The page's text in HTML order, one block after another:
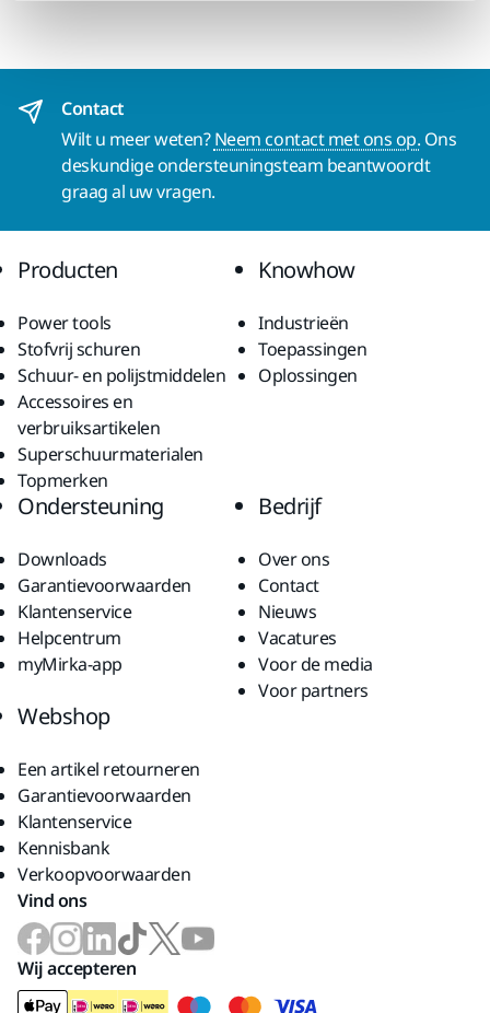
Contact
Wilt u meer weten?Neem contact met ons op. Ons
deskundige ondersteuningsteam beantwoordt
graag al uw vragen.
Producten
Power tools
Stofvrij schuren
Schuur- en polijstmiddelen
Accessoires en
verbruiksartikelen
Superschuurmaterialen
Topmerken
Knowhow
Industrieën
Toepassingen
Oplossingen
Ondersteuning
Downloads
Garantievoorwaarden
Klantenservice
Helpcentrum
myMirka-app
Bedrijf
Over ons
Contact
Nieuws
Vacatures
Voor de media
Voor partners
Webshop
Een artikel retourneren
Garantievoorwaarden
Klantenservice
Kennisbank
Verkoopvoorwaarden
Vind ons
Wij accepteren